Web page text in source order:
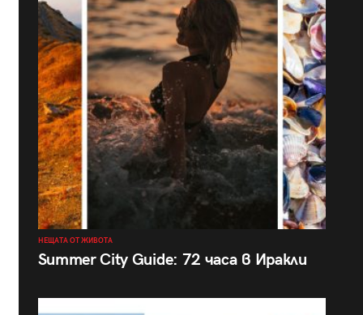
НЕЩАТА ОТ ЖИВОТА
Summer City Guide: 72 часа в Иракли